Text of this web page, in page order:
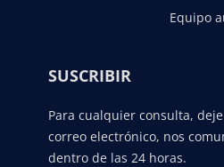
Equipo
SUSCRIBIR
Para cualquier consulta,
correo electrónico, nos
dentro de las 24 horas.